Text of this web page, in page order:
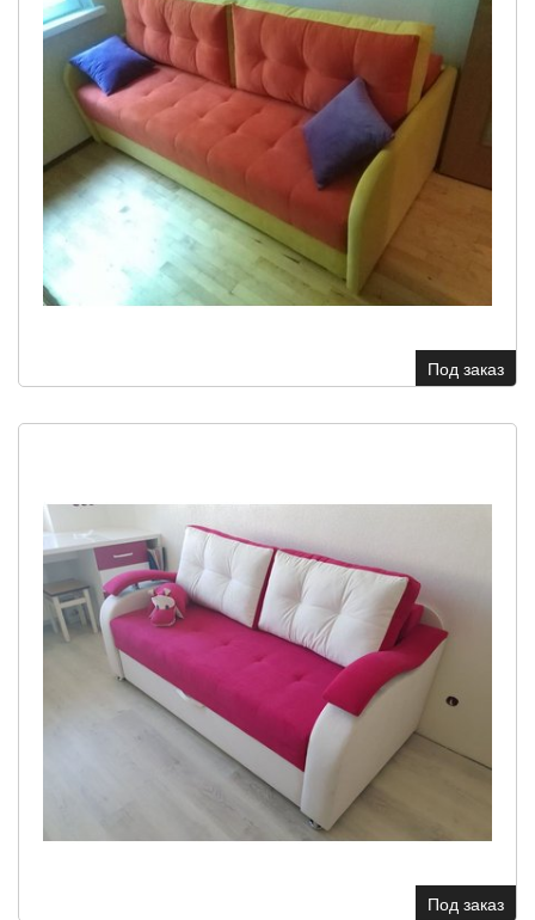
Под заказ
Под заказ